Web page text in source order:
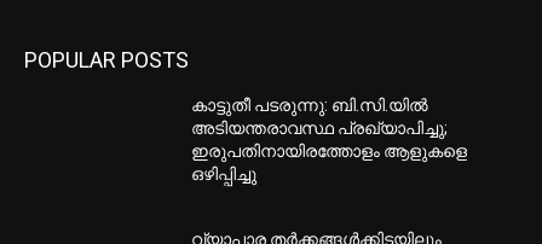
POPULAR POSTS
കാട്ടുതീ പടരുന്നു: ബി.സി.യില്‍
അടിയന്തരാവസ്ഥ പ്രഖ്യാപിച്ചു;
ഇരുപതിനായിരത്തോളം ആളുകളെ
ഒഴിപ്പിച്ചു
വ്യാപാര തര്‍ക്കങ്ങള്‍ക്കിടയിലും